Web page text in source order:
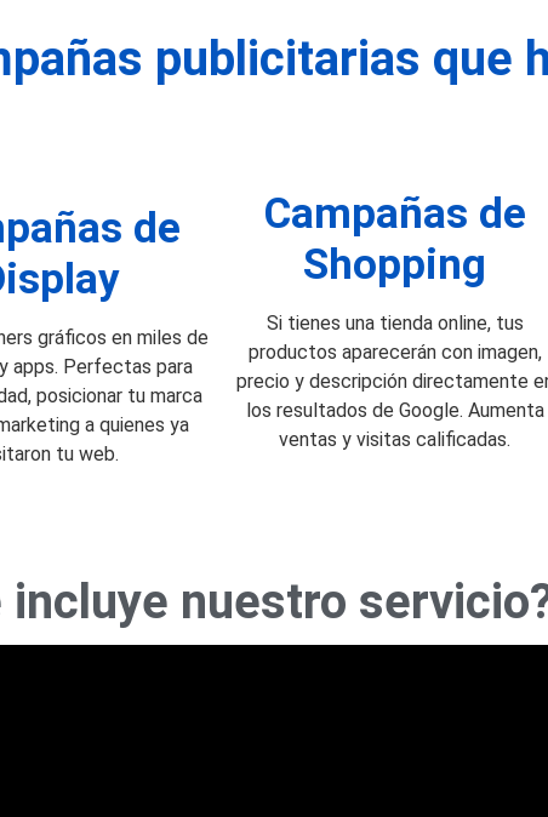
publicitarias que
de
gráficos en miles de
apps. Perfectas para
posicionar tu marca
a quienes ya
tu web.
Campañas de
Shopping
Si tienes una tienda online, tus
productos aparecerán con imagen,
precio y descripción directamente
los resultados de Google. Aumenta
ventas y visitas calificadas.
incluye nuestro